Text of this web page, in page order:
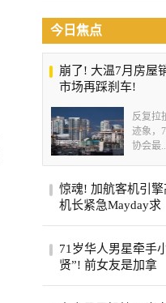
今日焦点
崩了! 大温7月房屋
市场再踩刹车!
反复拉
迹象，
协会最
惊魂! 加航客机引
机长紧急Mayday求
就要抵
一号...
71岁华人男星牵手
贤”! 前女友是加拿